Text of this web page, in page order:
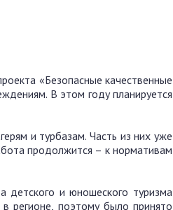
«Безопасные качественные
В этом году планируется
и турбазам. Часть из них уже
продолжится – к нормативам
детского и юношеского туризма
регионе, поэтому было принято